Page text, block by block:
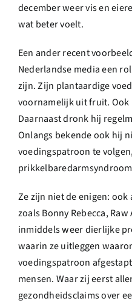
december weer vis en
wat beter voelt.
Een ander recent
Nederlandse media een
zijn. Zijn plantaardige
voornamelijk uit fruit. Ook
Daarnaast dronk hij
Onlangs bekende ook hij
voedingspatroon te
Ze zijn niet de enigen: ook
zoals Bonny Rebecca,
inmiddels weer dierlijke
waarin ze uitleggen
voedingspatroon
mensen. Waar zij eerst
gezondheidsclaims over